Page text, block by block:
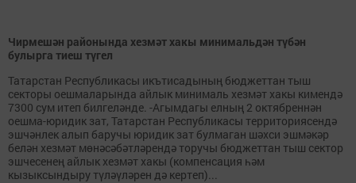
Чирмешән районында хезмәт хакы минимальдән түбән
булырга тиеш түгел
Татарстан Республикасы икътисадының бюджеттан тыш
секторы оешмаларында айлык минималь хезмәт хакы кимендә
7300 сум итеп билгеләнде. -Агымдагы елның 2 октябреннән
оешма-юридик зат, Татарстан Республикасы территориясендә
эшчәнлек алып баручы юридик зат булмаган шәхси эшмәкәр
белән хезмәт мөнәсәбәтләрендә торучы бюджеттан тыш сектор
эшчесенең айлык хезмәт хакы (компенсация һәм
кызыксындыру түләүләрен дә кертеп)...